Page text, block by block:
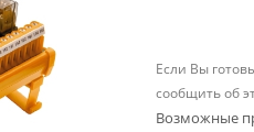
Если Вы
сообщить об
Возможные